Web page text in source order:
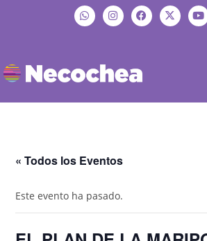
« Todos los Eventos
Este evento ha pasado.